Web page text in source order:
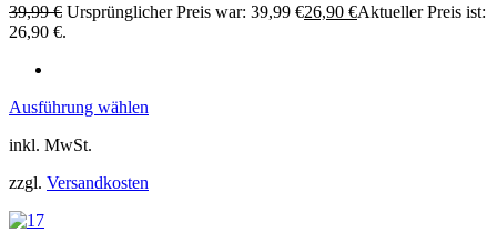
39,99€ Ursprünglicher Preis war: 39,99 €26,90 €Aktueller Preis ist:
26,90 €.
Ausführung wählen
inkl. MwSt.
zzgl. Versandkosten